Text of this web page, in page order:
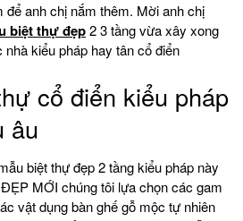
để anh chị nắm thêm. Mời anh chị
biệt thự đẹp2 3 tầng vừa xây xong
kiểu pháp hay tân cổ điển
cổ điển kiểu pháp
âu
biệt thự đẹp 2 tầng kiểu pháp này
MỚI chúng tôi lựa chọn các gam
vật dụng bàn ghế gỗ mộc tự nhiên